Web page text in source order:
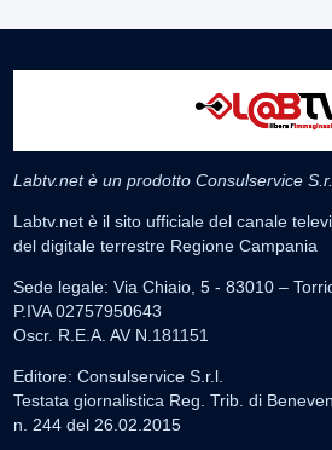
Labtv.net è un prodotto Consulservice
Labtv.net è il sito ufficiale del canale
del digitale terrestre Regione Campania
Sede legale: Via Chiaio, 5 - 83010 –
P.IVA 02757950643
Oscr. R.E.A. AV N.181151
Editore: Consulservice S.r.l.
Testata giornalistica Reg. Trib. di
n. 244 del 26.02.2015